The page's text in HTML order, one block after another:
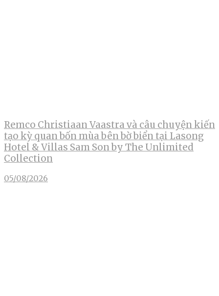
Remco Christiaan Vaastra và câu chuyện kiến
tạo kỳ quan bốn mùa bên bờ biển tại Lasong
Hotel & Villas Sam Son by The Unlimited
Collection
05/08/2026